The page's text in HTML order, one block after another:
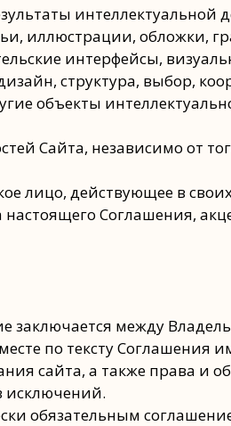
интеллектуальной
иллюстрации, обложки,
интерфейсы,
структура, выбор,
объекты
Сайта, независимо от
лицо, действующее в
Соглашения,
заключается между
по тексту Соглашения
сайта, а также права и
исключений.
обязательным